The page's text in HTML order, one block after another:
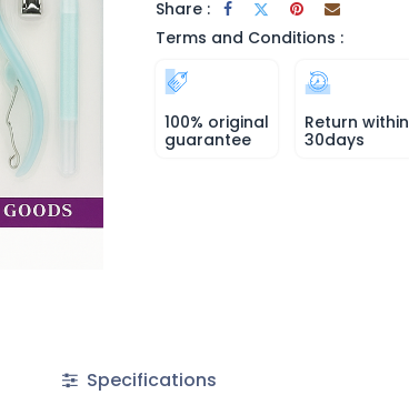
Share :
Terms and Conditions :
100% original
guarantee
Return within
30days
Specifications